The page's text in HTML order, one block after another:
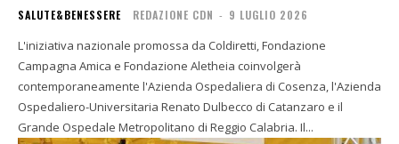
SALUTE&BENESSERE REDAZIONE CDN - 9 LUGLIO 2026
L'iniziativa nazionale promossa da Coldiretti, Fondazione
Campagna Amica e Fondazione Aletheia coinvolgerà
contemporaneamente l'Azienda Ospedaliera di Cosenza, l'Azienda
Ospedaliero-Universitaria Renato Dulbecco di Catanzaro e il
Grande Ospedale Metropolitano di Reggio Calabria. Il...